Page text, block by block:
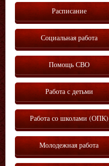
Расписание
Социальная работа
Помощь СВО
Работа с детьми
Работа со школами (ОПК)
Молодежная работа